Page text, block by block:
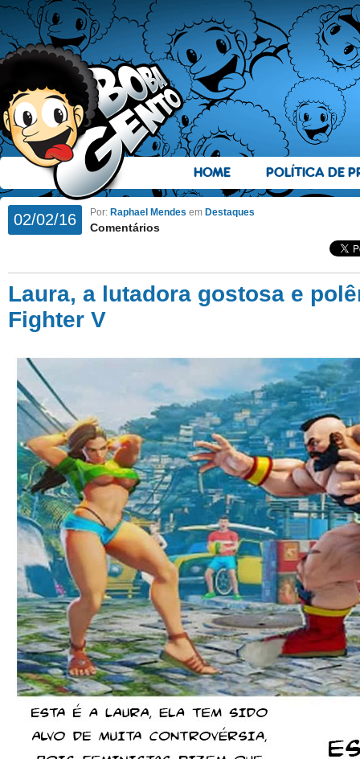
HOME POLÍTICA DE
02/02/16 Por: Raphael Mendes em Destaques
Comentários
Laura, a lutadora gostosa e
Fighter V